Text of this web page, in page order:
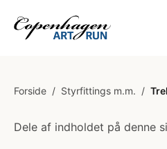
Forside / Styrfittings m.m. /
Dele af indholdet på denne